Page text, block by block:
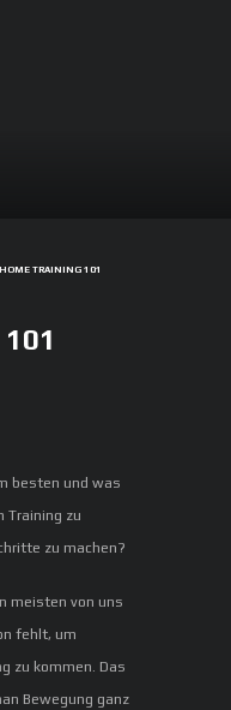
HOME TRAINING 101
besten und was
Training zu
zu machen?
meisten von uns
fehlt, um
zu kommen. Das
Bewegung ganz